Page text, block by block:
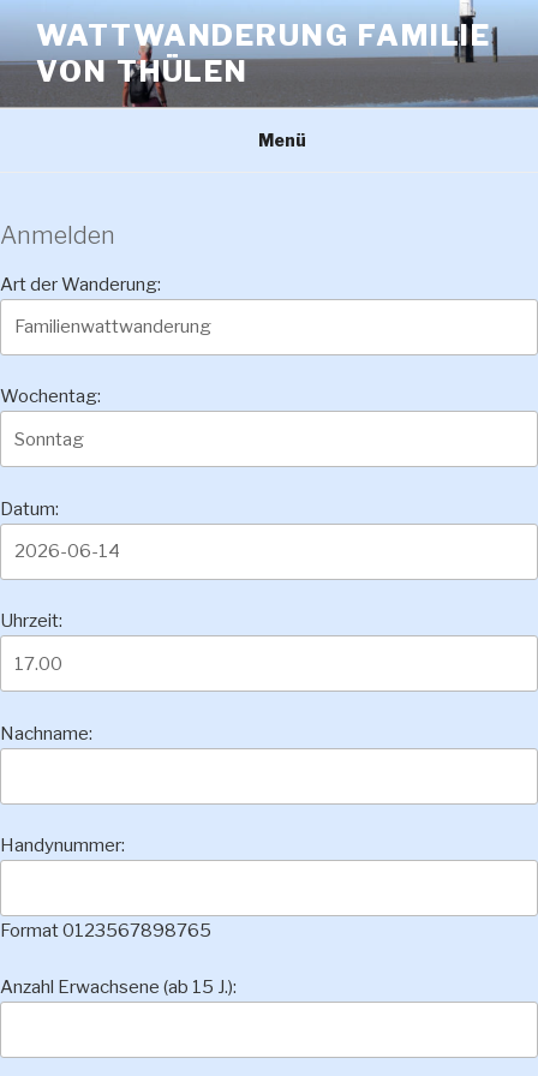
Inhalt
springen
WATTWANDERUNG FAMILIE
VON THÜLEN
Menü
Anmelden
Art der Wanderung:
Wochentag:
Datum:
Uhrzeit:
Nachname:
Handynummer:
Format 0123567898765
Anzahl Erwachsene (ab 15 J.):